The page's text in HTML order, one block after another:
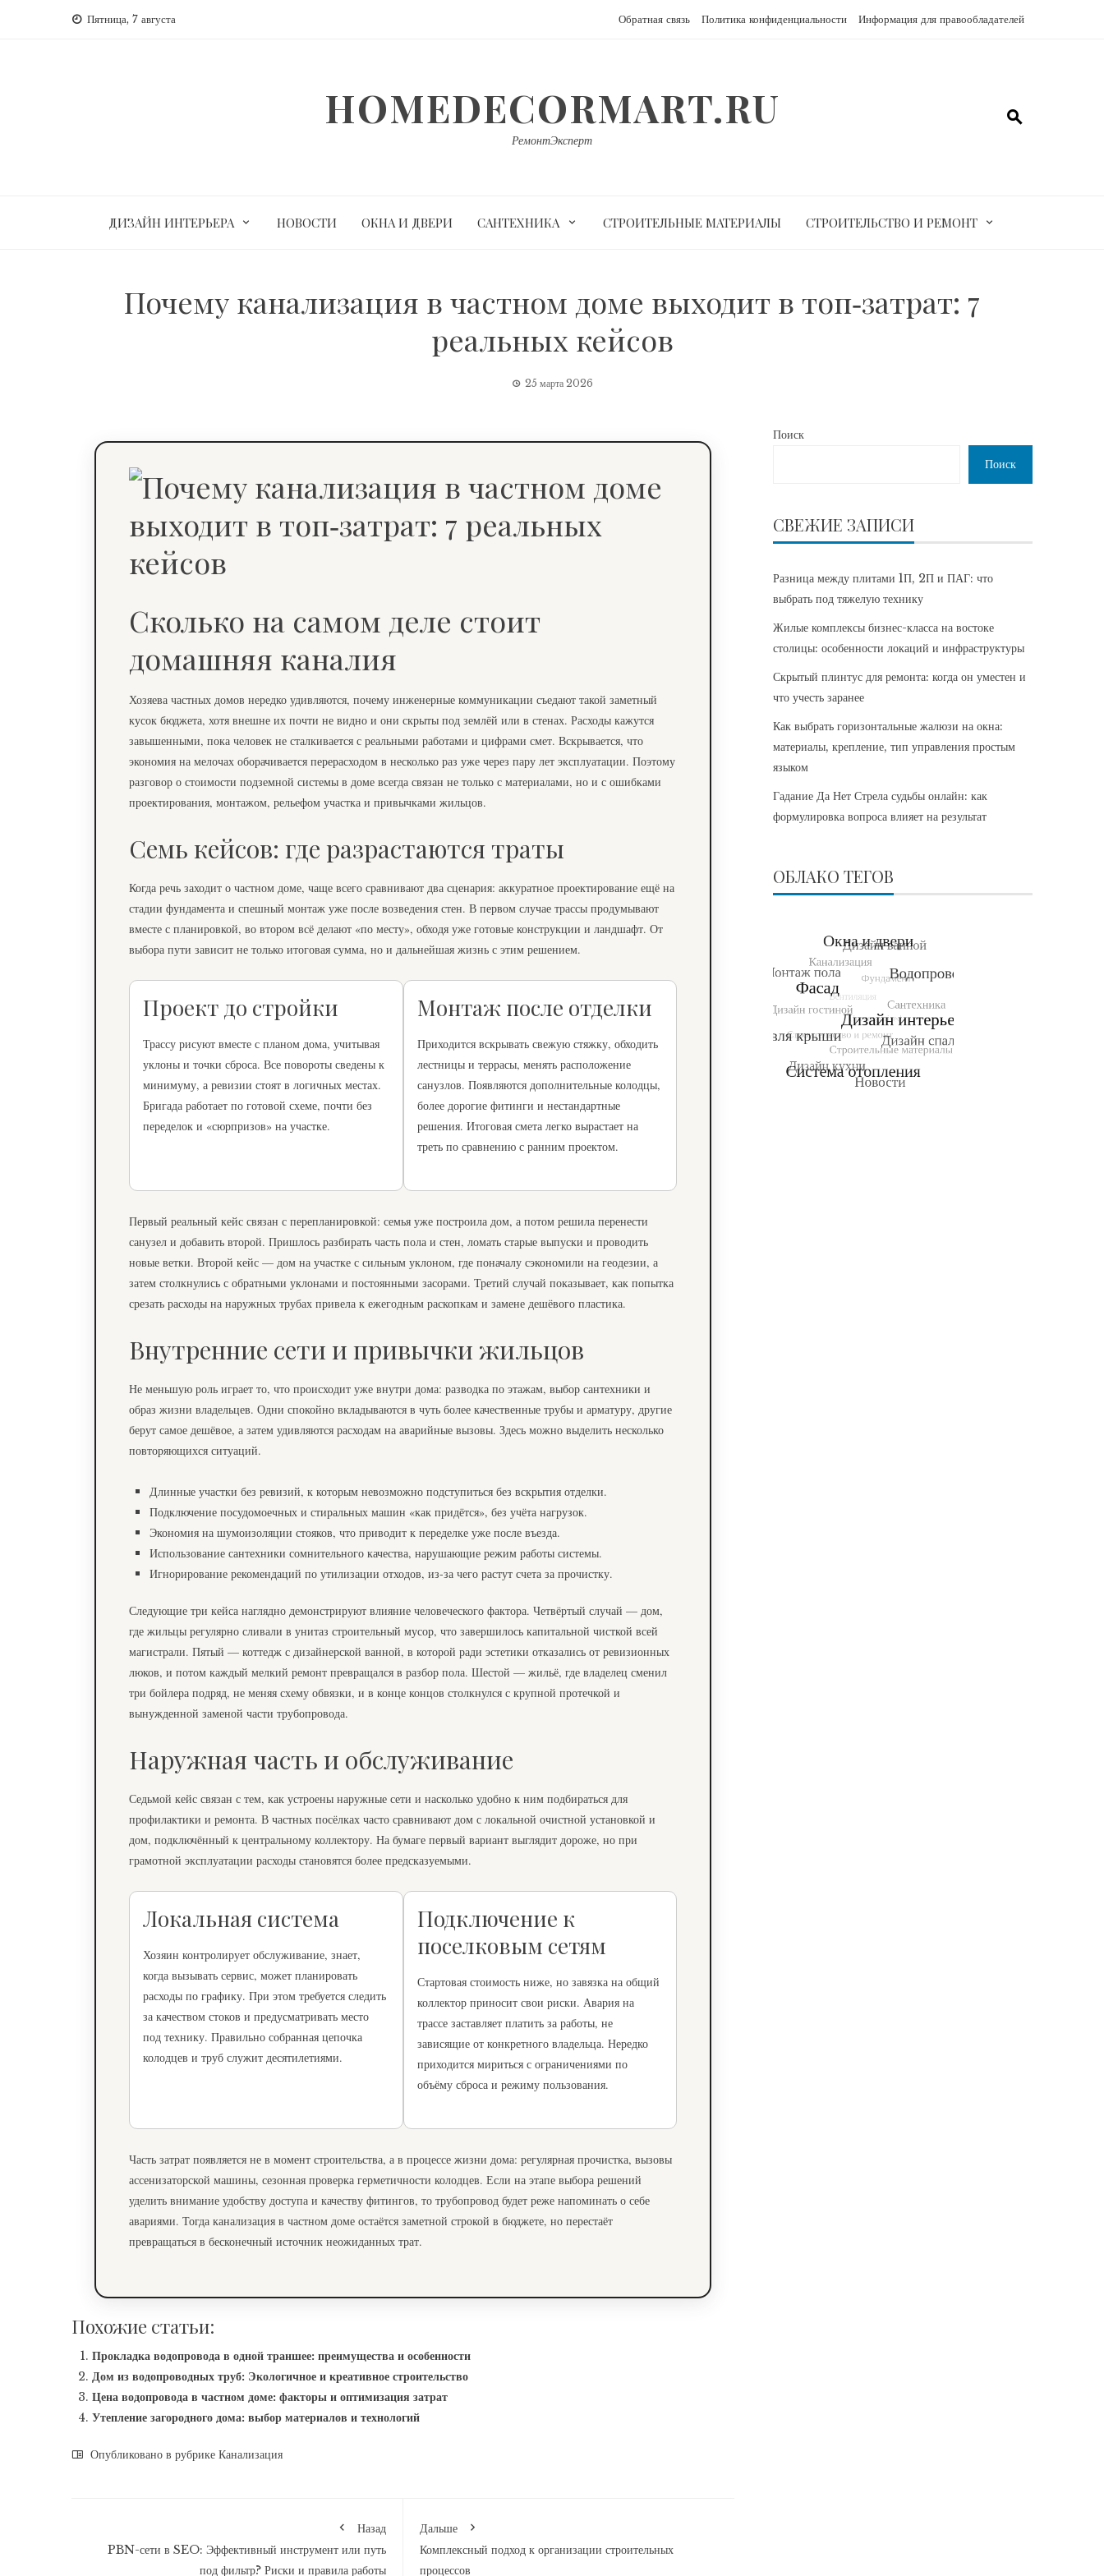
Пятница, 7 августа Обратная связь Политика конфиденциальности Информация для правообладателей
HOMEDECORMART.RU
РемонтЭксперт
ДИЗАЙН ИНТЕРЬЕРА НОВОСТИ ОКНА И ДВЕРИ САНТЕХНИКА СТРОИТЕЛЬНЫЕ МАТЕРИАЛЫ СТРОИТЕЛЬСТВО И РЕМОНТ
Почему канализация в частном доме выходит в топ‑затрат: 7
реальных кейсов
25 марта 2026
Сколько на самом деле стоит
домашняя каналия
Хозяева частных домов нередко удивляются, почему инженерные коммуникации съедают такой заметный
кусок бюджета, хотя внешне их почти не видно и они скрыты под землёй или в стенах. Расходы кажутся
завышенными, пока человек не сталкивается с реальными работами и цифрами смет. Вскрывается, что
экономия на мелочах оборачивается перерасходом в несколько раз уже через пару лет эксплуатации. Поэтому
разговор о стоимости подземной системы в доме всегда связан не только с материалами, но и с ошибками
проектирования, монтажом, рельефом участка и привычками жильцов.
Семь кейсов: где разрастаются траты
Когда речь заходит о частном доме, чаще всего сравнивают два сценария: аккуратное проектирование ещё на
стадии фундамента и спешный монтаж уже после возведения стен. В первом случае трассы продумывают
вместе с планировкой, во втором всё делают «по месту», обходя уже готовые конструкции и ландшафт. От
выбора пути зависит не только итоговая сумма, но и дальнейшая жизнь с этим решением.
Проект до стройки
Трассу рисуют вместе с планом дома, учитывая
уклоны и точки сброса. Все повороты сведены к
минимуму, а ревизии стоят в логичных местах.
Бригада работает по готовой схеме, почти без
переделок и «сюрпризов» на участке.
Монтаж после отделки
Приходится вскрывать свежую стяжку, обходить
лестницы и террасы, менять расположение
санузлов. Появляются дополнительные колодцы,
более дорогие фитинги и нестандартные
решения. Итоговая смета легко вырастает на
треть по сравнению с ранним проектом.
Первый реальный кейс связан с перепланировкой: семья уже построила дом, а потом решила перенести
санузел и добавить второй. Пришлось разбирать часть пола и стен, ломать старые выпуски и проводить
новые ветки. Второй кейс — дом на участке с сильным уклоном, где поначалу сэкономили на геодезии, а
затем столкнулись с обратными уклонами и постоянными засорами. Третий случай показывает, как попытка
срезать расходы на наружных трубах привела к ежегодным раскопкам и замене дешёвого пластика.
Внутренние сети и привычки жильцов
Не меньшую роль играет то, что происходит уже внутри дома: разводка по этажам, выбор сантехники и
образ жизни владельцев. Одни спокойно вкладываются в чуть более качественные трубы и арматуру, другие
берут самое дешёвое, а затем удивляются расходам на аварийные вызовы. Здесь можно выделить несколько
повторяющихся ситуаций.
Длинные участки без ревизий, к которым невозможно подступиться без вскрытия отделки.
Подключение посудомоечных и стиральных машин «как придётся», без учёта нагрузок.
Экономия на шумоизоляции стояков, что приводит к переделке уже после въезда.
Использование сантехники сомнительного качества, нарушающие режим работы системы.
Игнорирование рекомендаций по утилизации отходов, из-за чего растут счета за прочистку.
Следующие три кейса наглядно демонстрируют влияние человеческого фактора. Четвёртый случай — дом,
где жильцы регулярно сливали в унитаз строительный мусор, что завершилось капитальной чисткой всей
магистрали. Пятый — коттедж с дизайнерской ванной, в которой ради эстетики отказались от ревизионных
люков, и потом каждый мелкий ремонт превращался в разбор пола. Шестой — жильё, где владелец сменил
три бойлера подряд, не меняя схему обвязки, и в конце концов столкнулся с крупной протечкой и
вынужденной заменой части трубопровода.
Наружная часть и обслуживание
Седьмой кейс связан с тем, как устроены наружные сети и насколько удобно к ним подбираться для
профилактики и ремонта. В частных посёлках часто сравнивают дом с локальной очистной установкой и
дом, подключённый к центральному коллектору. На бумаге первый вариант выглядит дороже, но при
грамотной эксплуатации расходы становятся более предсказуемыми.
Локальная система
Хозяин контролирует обслуживание, знает,
когда вызывать сервис, может планировать
расходы по графику. При этом требуется следить
за качеством стоков и предусматривать место
под технику. Правильно собранная цепочка
колодцев и труб служит десятилетиями.
Подключение к
поселковым сетям
Стартовая стоимость ниже, но завязка на общий
коллектор приносит свои риски. Авария на
трассе заставляет платить за работы, не
зависящие от конкретного владельца. Нередко
приходится мириться с ограничениями по
объёму сброса и режиму пользования.
Часть затрат появляется не в момент строительства, а в процессе жизни дома: регулярная прочистка, вызовы
ассенизаторской машины, сезонная проверка герметичности колодцев. Если на этапе выбора решений
уделить внимание удобству доступа и качеству фитингов, то трубопровод будет реже напоминать о себе
авариями. Тогда канализация в частном доме остаётся заметной строкой в бюджете, но перестаёт
превращаться в бесконечный источник неожиданных трат.
Похожие статьи:
Прокладка водопровода в одной траншее: преимущества и особенности
Дом из водопроводных труб: Экологичное и креативное строительство
Цена водопровода в частном доме: факторы и оптимизация затрат
Утепление загородного дома: выбор материалов и технологий
Опубликовано в рубрике Канализация
Назад
PBN-сети в SEO: Эффективный инструмент или путь
под фильтр? Риски и правила работы
Дальше
Комплексный подход к организации строительных
процессов
Поиск
Поиск
СВЕЖИЕ ЗАПИСИ
Разница между плитами 1П, 2П и ПАГ: что
выбрать под тяжелую технику
Жилые комплексы бизнес-класса на востоке
столицы: особенности локаций и инфраструктуры
Скрытый плинтус для ремонта: когда он уместен и
что учесть заранее
Как выбрать горизонтальные жалюзи на окна:
материалы, крепление, тип управления простым
языком
Гадание Да Нет Стрела судьбы онлайн: как
формулировка вопроса влияет на результат
ОБЛАКО ТЕГОВ